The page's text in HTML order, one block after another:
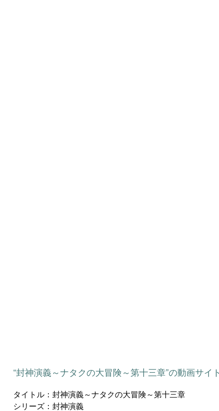
“封神演義～ナタクの大冒険～第十三章”の動画サイ
タイトル：封神演義～ナタクの大冒険～第十三章
シリーズ：封神演義